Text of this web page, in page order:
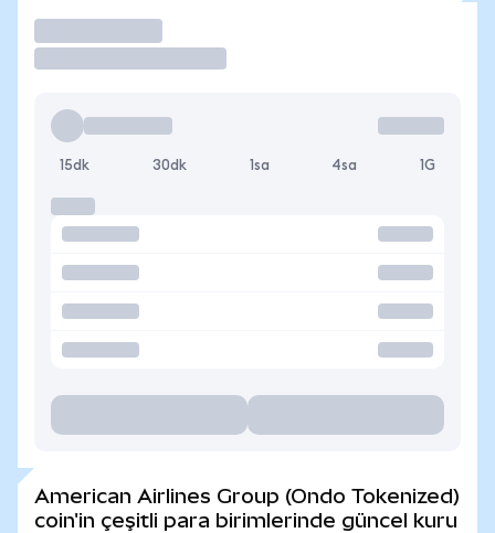
15dk 30dk 1sa 4sa 1G
American Airlines Group (Ondo Tokenized)
coin'in çeşitli para birimlerinde güncel kuru